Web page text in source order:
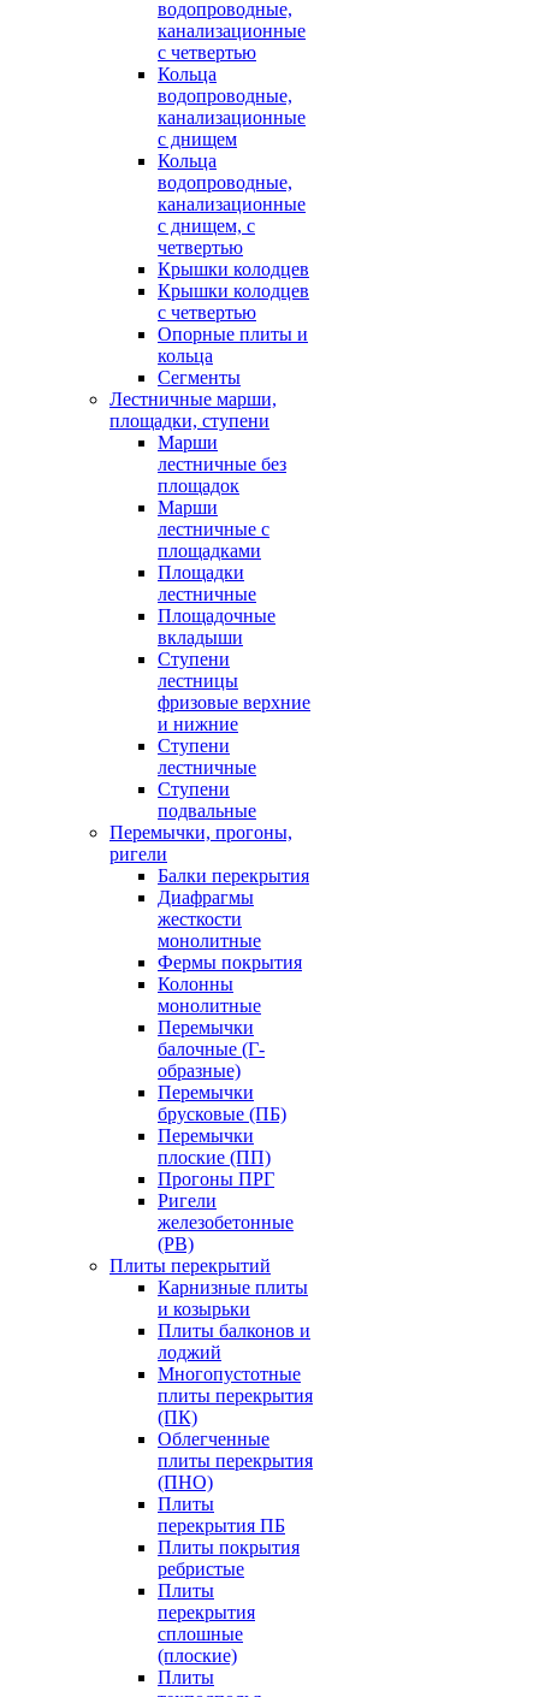
водопроводные,
канализационные
с четвертью
Кольца
водопроводные,
канализационные
с днищем
Кольца
водопроводные,
канализационные
с днищем, с
четвертью
Крышки колодцев
Крышки колодцев
с четвертью
Опорные плиты и
кольца
Сегменты
Лестничные марши,
площадки, ступени
Марши
лестничные без
площадок
Марши
лестничные с
площадками
Площадки
лестничные
Площадочные
вкладыши
Ступени
лестницы
фризовые верхние
и нижние
Ступени
лестничные
Ступени
подвальные
Перемычки, прогоны,
ригели
Балки перекрытия
Диафрагмы
жесткости
монолитные
Фермы покрытия
Колонны
монолитные
Перемычки
балочные (Г-
образные)
Перемычки
брусковые (ПБ)
Перемычки
плоские (ПП)
Прогоны ПРГ
Ригели
железобетонные
(РВ)
Плиты перекрытий
Карнизные плиты
и козырьки
Плиты балконов и
лоджий
Многопустотные
плиты перекрытия
(ПК)
Облегченные
плиты перекрытия
(ПНО)
Плиты
перекрытия ПБ
Плиты покрытия
ребристые
Плиты
перекрытия
сплошные
(плоские)
Плиты